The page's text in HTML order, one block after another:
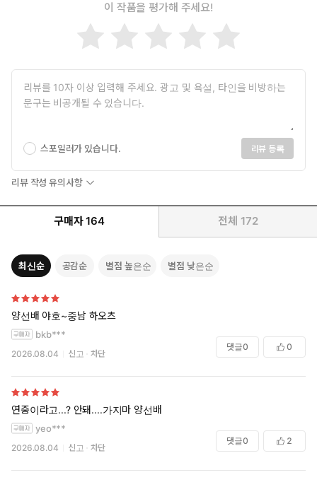
이 작품을 평가해 주세요!
스포일러가 있습니다. 리뷰 등록
리뷰 작성 유의사항
구매자 164 전체 172
최신순 공감순 별점 높은순 별점 낮은순
양선배 야호~중남 하오츠
bkb***
2026.08.04 신고 차단
댓글0 0
연중이라고...? 안돼....가지마 양선배
yeo***
2026.08.04 신고 차단
댓글0 2